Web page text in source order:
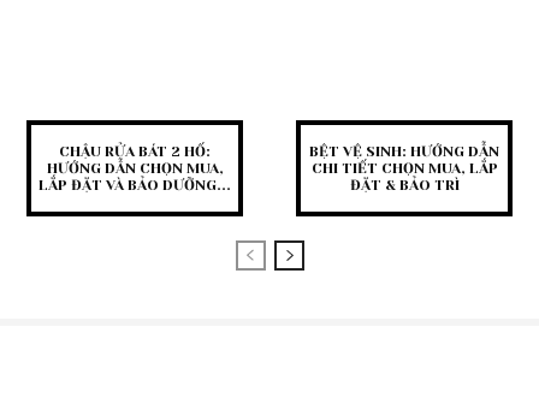
CHẬU RỬA BÁT 2 HỐ:
HƯỚNG DẪN CHỌN MUA,
LẮP ĐẶT VÀ BẢO DƯỠNG...
BỆT VỆ SINH: HƯỚNG DẪN
CHI TIẾT CHỌN MUA, LẮP
ĐẶT & BẢO TRÌ